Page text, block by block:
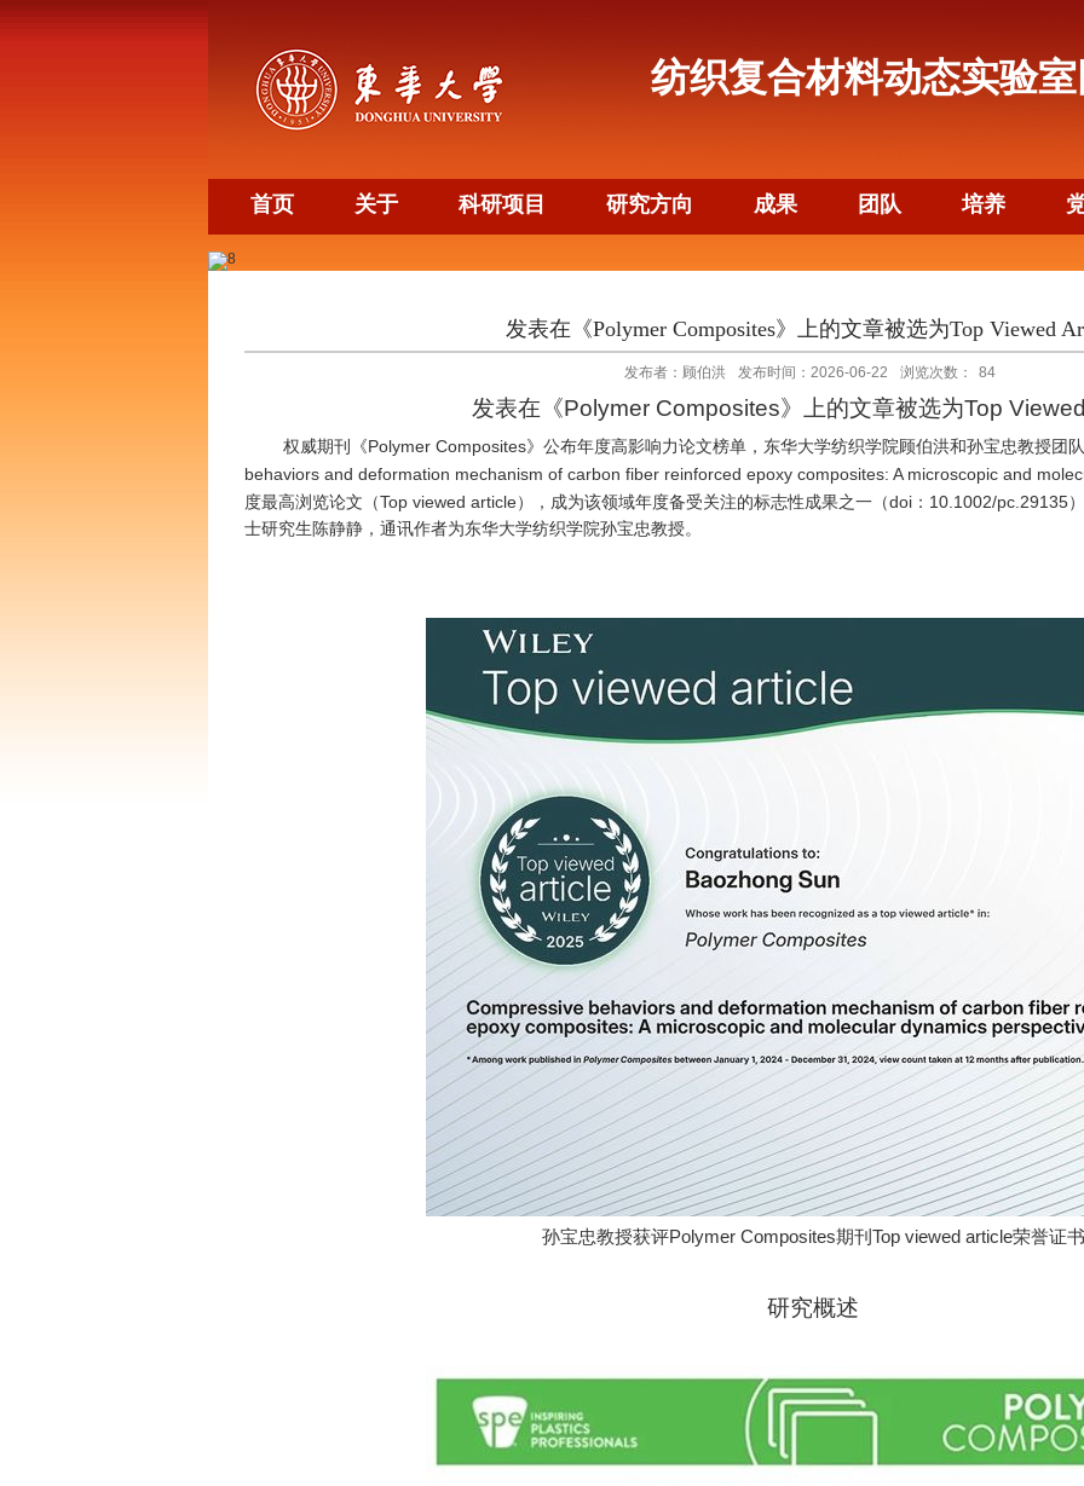
纺织复合材料动态实验
首页 关于 科研项目 研究方向 成果 团队 培养
发表在《Polymer Composites》上的文章被选为Top Viewed
发布者：顾伯洪 发布时间：2026-06-22 浏览次数： 84
发表在《Polymer Composites》上的文章被选为Top
权威期刊《Polymer Composites》公布年度高影响力论文榜单，东华大学纺织学院顾伯洪和孙宝忠教授团
behaviors and deformation mechanism of carbon fiber reinforced epoxy composites: A microscopic and
度最高浏览论文（Top viewed article），成为该领域年度备受关注的标志性成果之一（doi ： 10.1002/pc.29135
士研究生陈静静，通讯作者为东华大学纺织学院孙宝忠教授。
孙宝忠教授获评Polymer Composites期刊 Top viewed article荣誉证书
研究概述